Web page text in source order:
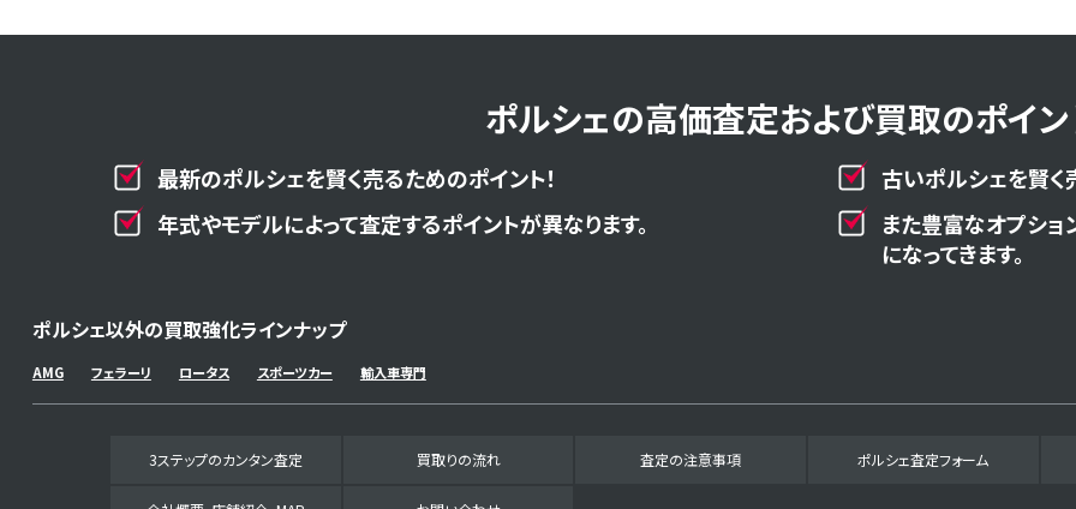
ポルシェの高価査定および買取のポイン
最新のポルシェを賢く売るためのポイント！
古いポルシェを賢く
年式やモデルによって査定するポイントが異なります。
また豊富なオプシ
になってきます。
ポルシェ以外の買取強化ラインナップ
AMG フェラーリ ロータス スポーツカー 輸入車専門
3ステップのカンタン査定 買取りの流れ 査定の注意事項 ポルシェ査定フォーム